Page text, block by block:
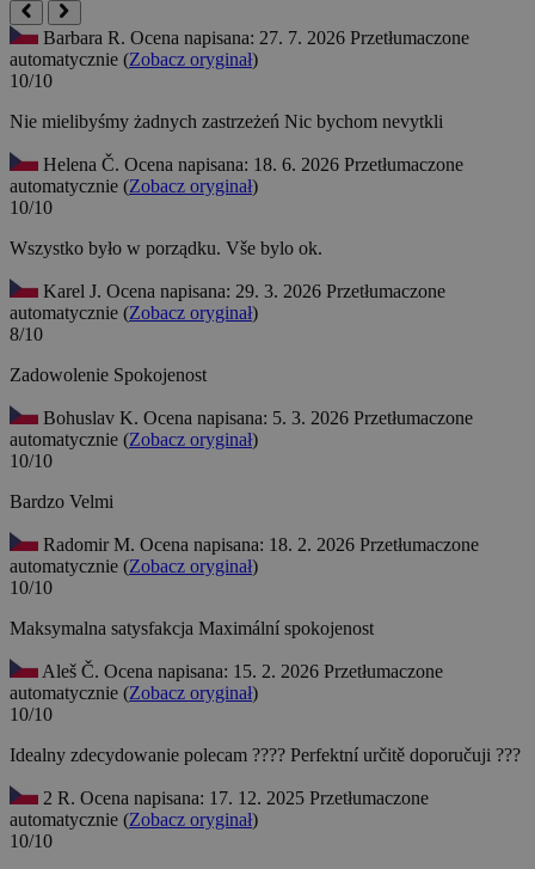
Barbara R. Ocena napisana: 27. 7. 2026 Przetłumaczone
automatycznie (Zobacz oryginał)
10/10
Nie mielibyśmy żadnych zastrzeżeń Nic bychom nevytkli
Helena Č. Ocena napisana: 18. 6. 2026 Przetłumaczone
automatycznie (Zobacz oryginał)
10/10
Wszystko było w porządku. Vše bylo ok.
Karel J. Ocena napisana: 29. 3. 2026 Przetłumaczone
automatycznie (Zobacz oryginał)
8/10
Zadowolenie Spokojenost
Bohuslav K. Ocena napisana: 5. 3. 2026 Przetłumaczone
automatycznie (Zobacz oryginał)
10/10
Bardzo Velmi
Radomir M. Ocena napisana: 18. 2. 2026 Przetłumaczone
automatycznie (Zobacz oryginał)
10/10
Maksymalna satysfakcja Maximální spokojenost
Aleš Č. Ocena napisana: 15. 2. 2026 Przetłumaczone
automatycznie (Zobacz oryginał)
10/10
Idealny zdecydowanie polecam ???? Perfektní určitě doporučuji ???
2 R. Ocena napisana: 17. 12. 2025 Przetłumaczone
automatycznie (Zobacz oryginał)
10/10